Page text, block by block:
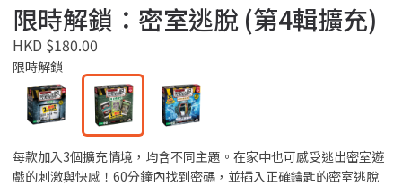
限時解鎖：密室逃脫 (第4輯擴充)
HKD $180.00
限時解鎖
每款加入3個擴充情境，均含不同主題。在家中也可感受逃出密室遊
戲的刺激與快感！60分鐘內找到密碼，並插入正確鑰匙的密室逃脫